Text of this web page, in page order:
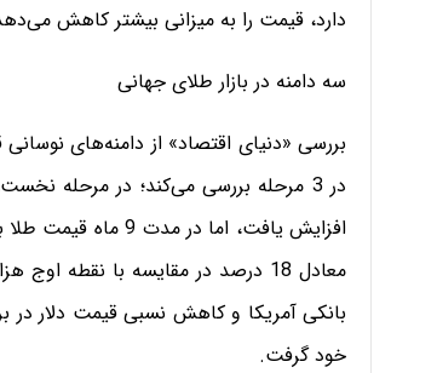
دارد، قیمت را به میزانی بیشتر کاهش
سه دامنه در بازار طلای جهانی
بانکی آمریکا و کاهش نسبی قیمت دلار در
خود گرفت.